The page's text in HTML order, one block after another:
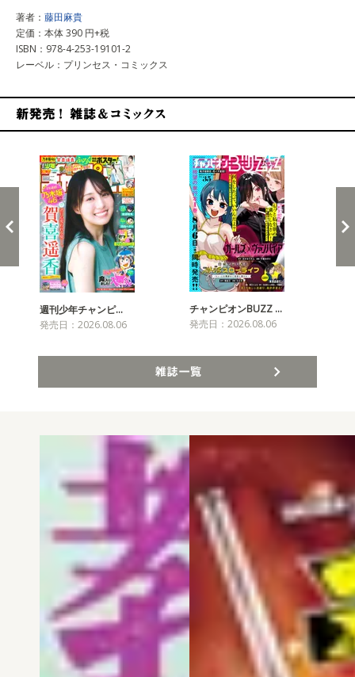
著者： 藤田麻貴
定価：本体 390 円+税
ISBN：978-4-253-19101-2
レーベル：プリンセス・コミックス
週刊少年チャンピ…
発売日：2026.08.06
チャンピオンBUZZ …
発売日：2026.08.06